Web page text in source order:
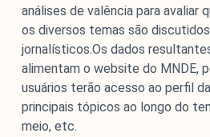
análises de valência para avaliar
os diversos temas são
jornalísticos.Os dados
alimentam o website do MNDE,
usuários terão acesso ao perfil
principais tópicos ao longo do
meio, etc.